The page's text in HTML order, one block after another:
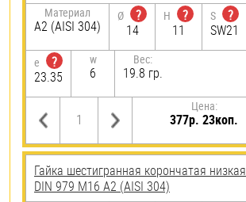
Материал
А2 (AISI 304)
Ø
?
14
H
?
11
S
?
SW21
e
?
23.35
w
6
Вес:
19.8 гр.
Цена:
377р. 23коп.
Гайка шестигранная корончатая низкая
DIN 979 М16 А2 (AISI 304)